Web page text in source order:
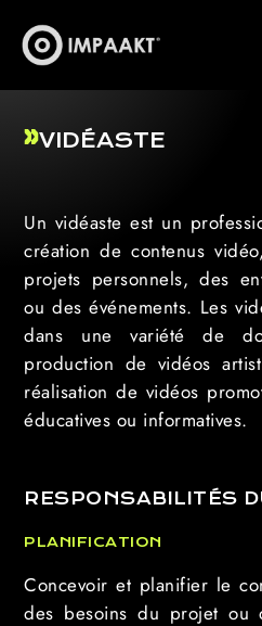
VIDÉASTE
Un vidéaste est un
création de contenus
projets personnels, des
ou des événements. Les
dans une variété de
production de vidéos
réalisation de vidéos
éducatives ou informatives.
RESPONSABILITÉS
PLANIFICATION
Concevoir et planifier le
des besoins du projet